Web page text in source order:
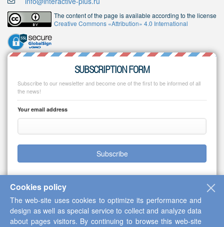
The content of the page is available according to the license
Creative Commons «Attribution» 4.0 International
SUBSCRIPTION FORM
Subscribe to our newsletter and become one of the first to be informed of all
the news!
Your email address
Subscribe
Copyright © 2013-2026 Scientific Cooperation Center "Interactive Plus"
Cookies policy
The web-site uses cookies to optimize its performance and
design as well as special service to collect and analyze data
about pages visitors. By continuing to browse this web-site